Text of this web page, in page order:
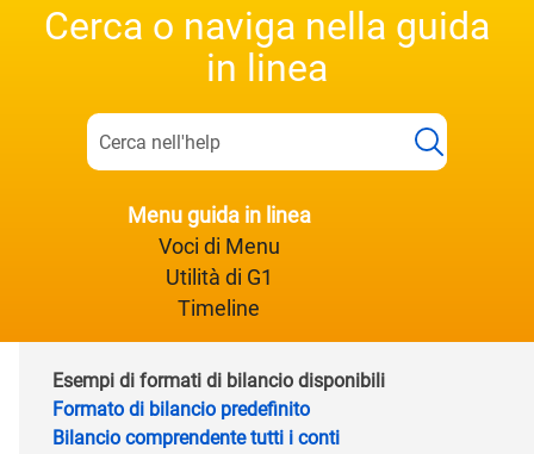
Cerca o naviga nella guida
in linea
Menu guida in linea
Voci di Menu
Utilità di G1
Timeline
Esempi di formati di bilancio disponibili
Formato di bilancio predefinito
Bilancio comprendente tutti i conti